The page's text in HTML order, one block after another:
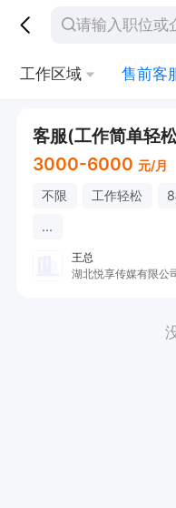
工作区域 售前客
客服(工作简单轻松
3000-6000 元/月
不限 工作轻松
...
王总
湖北悦享传媒有限公